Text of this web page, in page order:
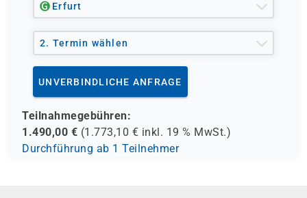
Erfurt
2. Termin wählen
UNVERBINDLICHE ANFRAGE
Teilnahmegebühren:
1.490,00 € (1.773,10 € inkl. 19 % MwSt.)
Durchführung ab 1 Teilnehmer